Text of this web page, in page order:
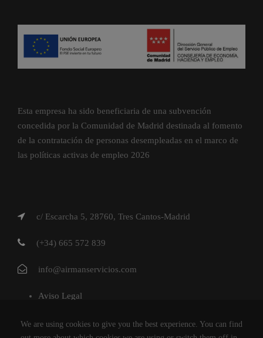
Esta empresa ha sido beneficiaria de una subvención
concedida por la Comunidad de Madrid destinada al fomento
de la contratación de personas desempleadas en el marco de
las políticas activas de empleo 2026
c/ Escarcha 5, 28760, Tres Cantos-Madrid
(+34) 665 572 839
info@airmanservicios.com
Aviso Legal
Política de Cookies
We are using cookies to give you the best experience. You can find